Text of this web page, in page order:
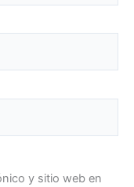
y sitio web en